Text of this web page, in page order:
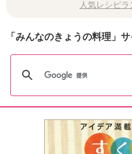
人気レシピ
「みんなのきょうの料理」